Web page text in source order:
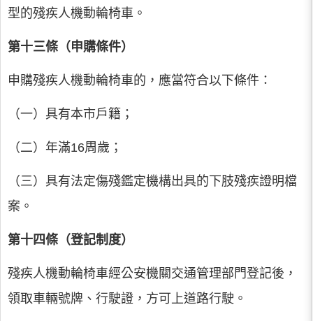
型的殘疾人機動輪椅車。
第十三條（申購條件）
申購殘疾人機動輪椅車的，應當符合以下條件：
（一）具有本市戶籍；
（二）年滿16周歲；
（三）具有法定傷殘鑑定機構出具的下肢殘疾證明檔
案。
第十四條（登記制度）
殘疾人機動輪椅車經公安機關交通管理部門登記後，
領取車輛號牌、行駛證，方可上道路行駛。